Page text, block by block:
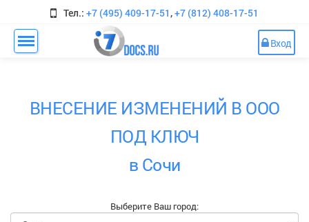
Тел.: +7 (495) 409-17-51,+7 (812) 408-17-51
Вход
ВНЕСЕНИЕ ИЗМЕНЕНИЙ В ООО
ПОД КЛЮЧ
в Сочи
Выберите Ваш город: